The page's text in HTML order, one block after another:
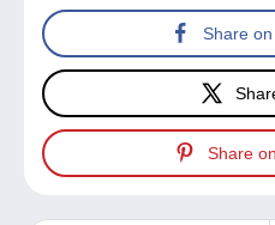
Share
Share